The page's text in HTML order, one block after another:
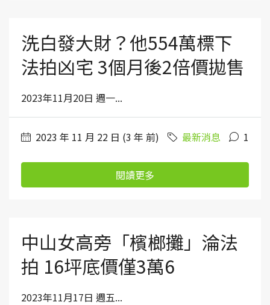
洗白發大財？他554萬標下
法拍凶宅 3個月後2倍價拋售
2023年11月20日 週一...
2023 年 11 月 22 日 (3 年 前) 最新消息 1
閱讀更多
中山女高旁「檳榔攤」淪法
拍 16坪底價僅3萬6
2023年11月17日 週五...